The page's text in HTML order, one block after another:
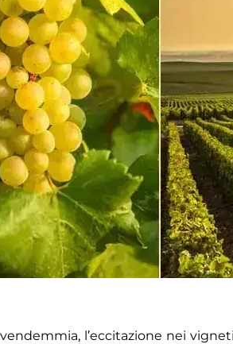
l’eccitazione nei